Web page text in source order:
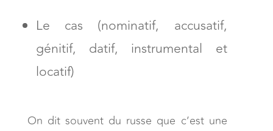
Le cas (nominatif, accusatif,
génitif, datif, instrumental et
locatif)
On dit souvent du russe que c’est une